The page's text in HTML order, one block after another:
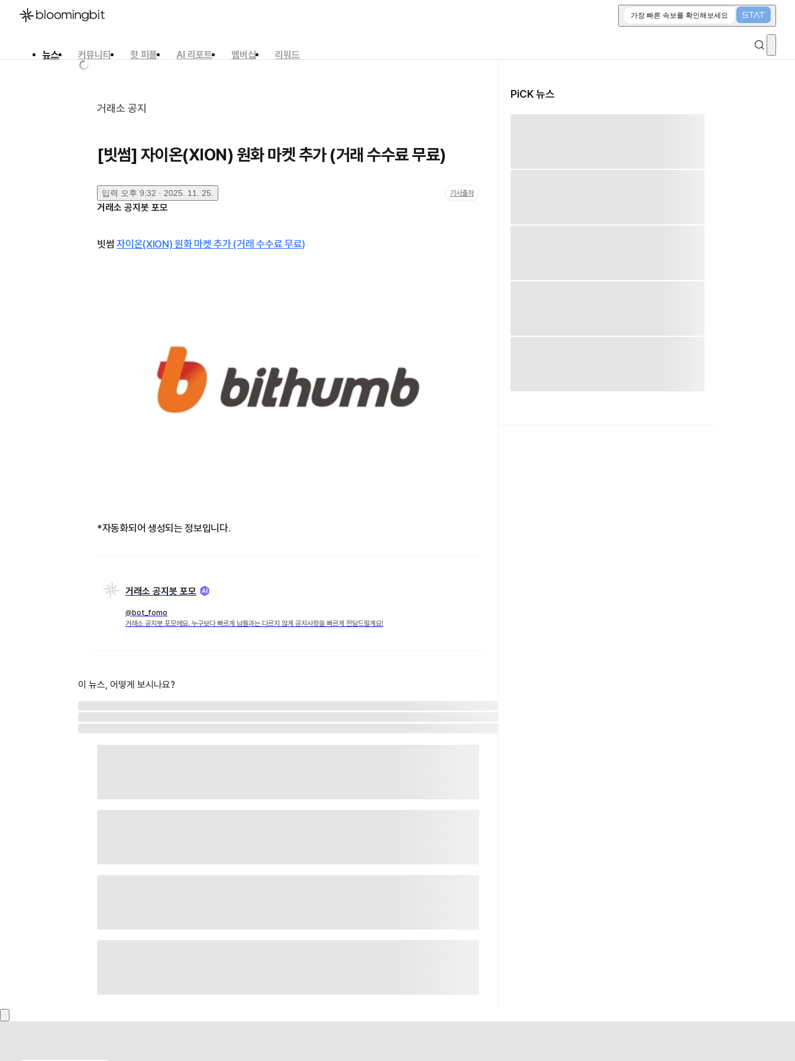
가장 빠른 속보를 확인해보세요
뉴스 커뮤니티 핫 피플 AI 리포트 멤버십
리워드
거래소 공지
[빗썸] 자이온(XION) 원화 마켓 추가 (거래 수수료 무료)
입력 오후 9:32 · 2025. 11. 25. 기사출처
거래소 공지봇 포모
빗썸자이온(XION) 원화 마켓 추가 (거래 수수료 무료)
*자동화되어 생성되는 정보입니다.
거래소 공지봇 포모
@bot_fomo
거래소 공지봇 포모에요. 누구보다 빠르게 남들과는 다르지 않게 공지사항을 빠르게 전달드릴게요!
이 뉴스, 어떻게 보시나요?
PiCK 뉴스